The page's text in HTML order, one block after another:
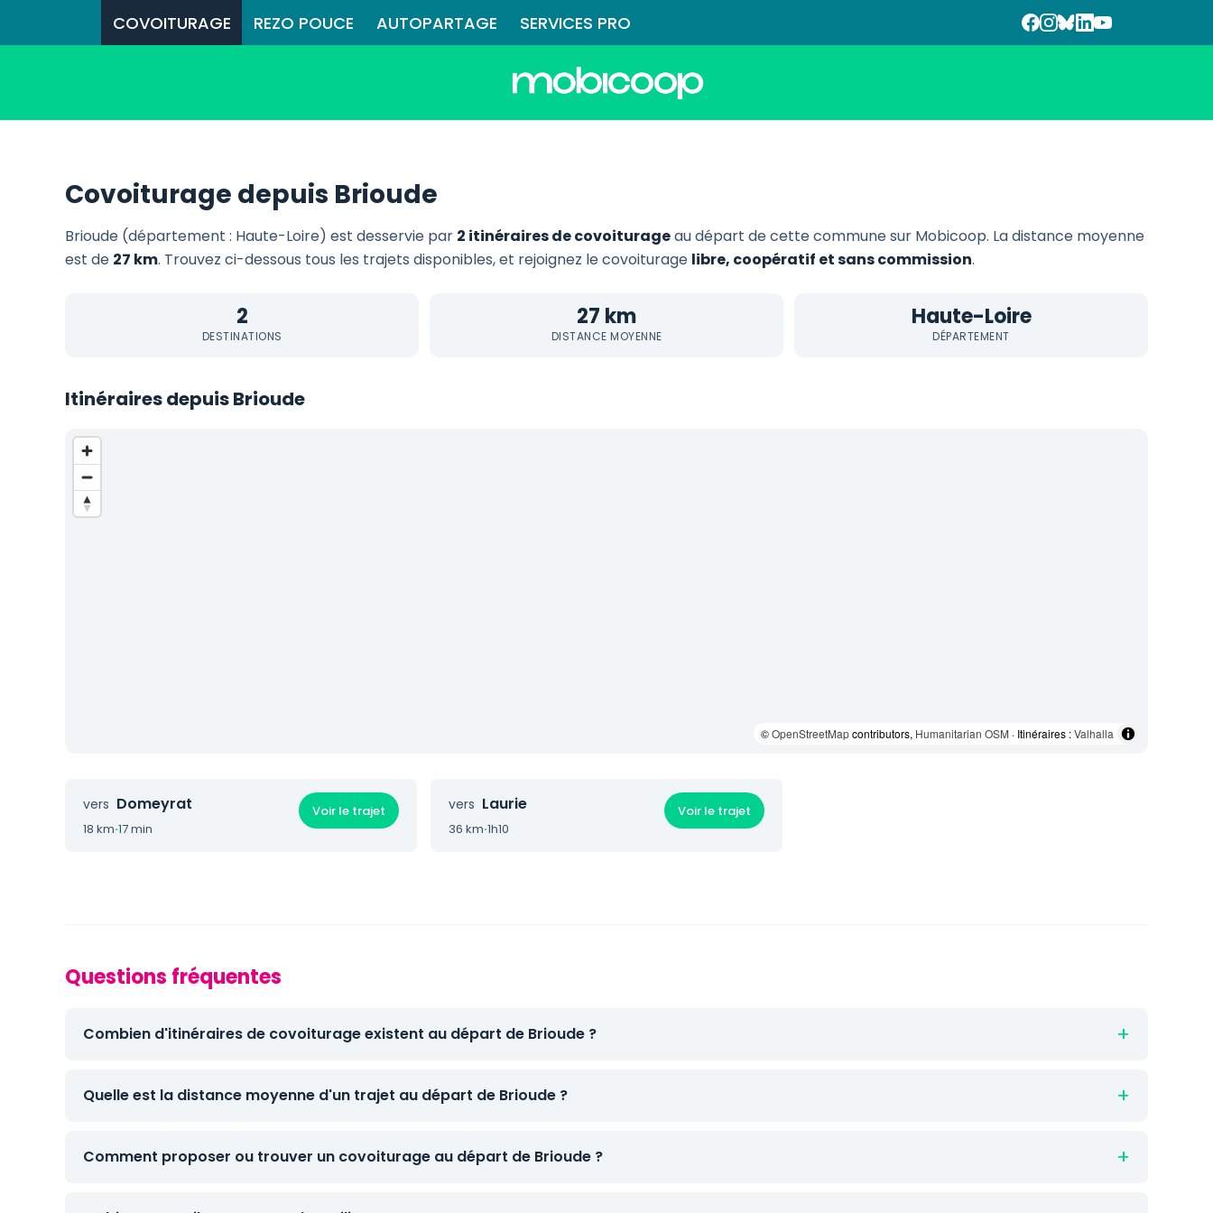
COVOITURAGE REZO POUCE AUTOPARTAGE SERVICES PRO
Covoiturage depuis Brioude
Brioude (département : Haute-Loire) est desservie par 2 itinéraires de covoiturageau départ de cette commune sur Mobicoop. La distance moyenne
est de 27 km. Trouvez ci-dessous tous les trajets disponibles, et rejoignez le covoiturage libre, coopératif et sans commission.
2
DESTINATIONS
27 km
DISTANCE MOYENNE
Haute-Loire
DÉPARTEMENT
Itinéraires depuis Brioude
©OpenStreetMapcontributors, Humanitarian OSM · Itinéraires :Valhalla
vers Domeyrat
18 km·17 min
Voir le trajet vers Laurie
36 km·1h10
Voir le trajet
Questions fréquentes
Combien d'itinéraires de covoiturage existent au départ de Brioude ?
Quelle est la distance moyenne d'un trajet au départ de Brioude ?
Comment proposer ou trouver un covoiturage au départ de Brioude ?